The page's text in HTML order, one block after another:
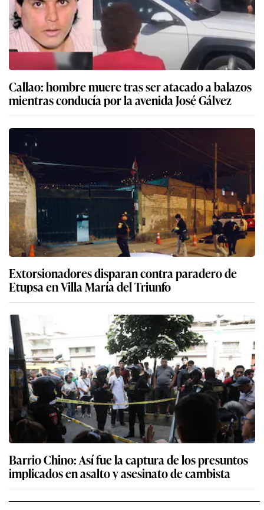
Callao: hombre muere tras ser atacado a balazos
mientras conducía por la avenida José Gálvez
Extorsionadores disparan contra paradero de
Etupsa en Villa María del Triunfo
Barrio Chino: Así fue la captura de los presuntos
implicados en asalto y asesinato de cambista